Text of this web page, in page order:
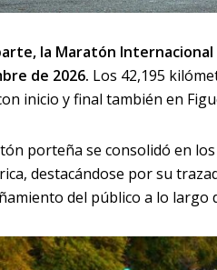
la Maratón
de 2026. Los 42,195
inicio y final también en
porteña se consolidó en
destacándose por su
del público a lo largo